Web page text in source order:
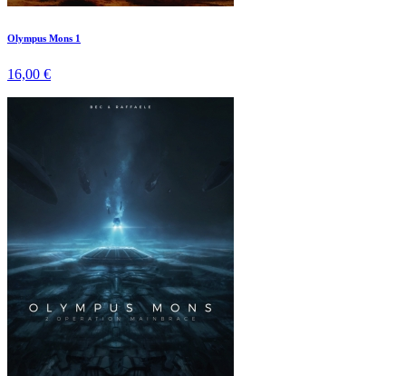
Olympus Mons 1
16,00 €